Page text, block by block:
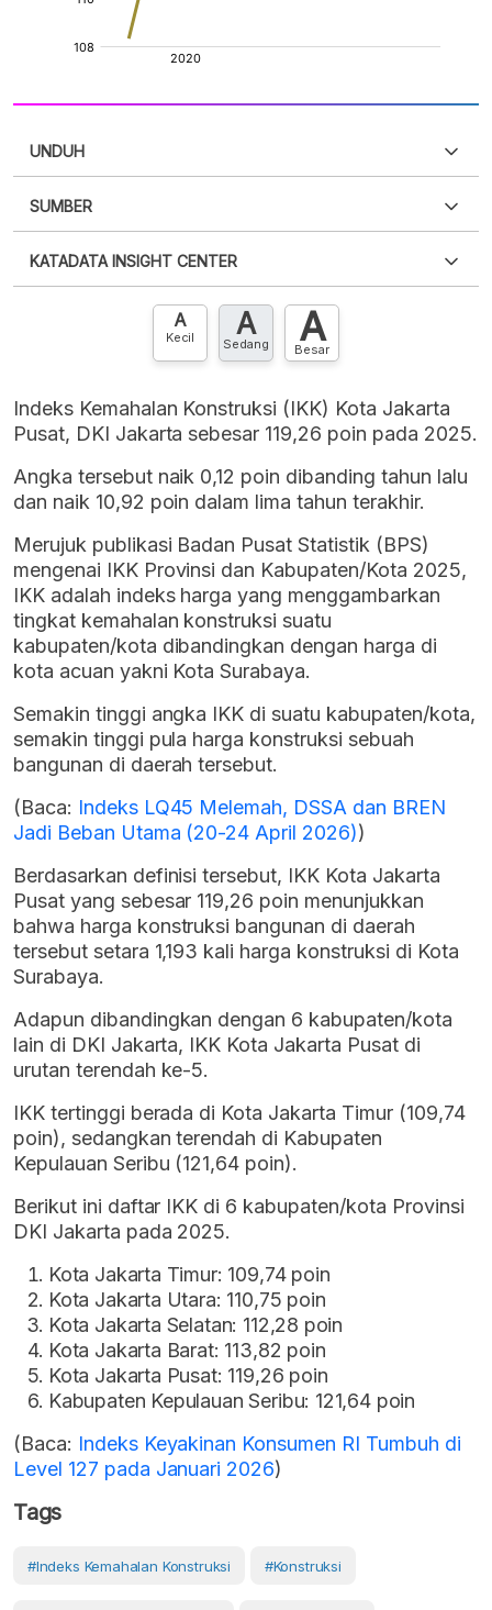
UNDUH
XLS
SUMBER
punya akun?Silakan Daftar sekarang
KATADATA INSIGHT CENTER
Hubungi sekarang »
A
Kecil A
Sedang A
Besar
Indeks Kemahalan Konstruksi (IKK) Kota Jakarta
Pusat, DKI Jakarta sebesar 119,26 poin pada 2025.
Angka tersebut naik 0,12 poin dibanding tahun lalu
dan naik 10,92 poin dalam lima tahun terakhir.
Merujuk publikasi Badan Pusat Statistik (BPS)
mengenai IKK Provinsi dan Kabupaten/Kota 2025,
IKK adalah indeks harga yang menggambarkan
tingkat kemahalan konstruksi suatu
kabupaten/kota dibandingkan dengan harga di
kota acuan yakni Kota Surabaya.
Semakin tinggi angka IKK di suatu kabupaten/kota,
semakin tinggi pula harga konstruksi sebuah
bangunan di daerah tersebut.
(Baca: Indeks LQ45 Melemah, DSSA dan BREN
Jadi Beban Utama (20-24 April 2026))
Berdasarkan definisi tersebut, IKK Kota Jakarta
Pusat yang sebesar 119,26 poin menunjukkan
bahwa harga konstruksi bangunan di daerah
tersebut setara 1,193 kali harga konstruksi di Kota
Surabaya.
Adapun dibandingkan dengan 6 kabupaten/kota
lain di DKI Jakarta, IKK Kota Jakarta Pusat di
urutan terendah ke-5.
IKK tertinggi berada di Kota Jakarta Timur (109,74
poin), sedangkan terendah di Kabupaten
Kepulauan Seribu (121,64 poin).
Berikut ini daftar IKK di 6 kabupaten/kota Provinsi
DKI Jakarta pada 2025.
Kota Jakarta Timur: 109,74 poin
Kota Jakarta Utara: 110,75 poin
Kota Jakarta Selatan: 112,28 poin
Kota Jakarta Barat: 113,82 poin
Kota Jakarta Pusat: 119,26 poin
Kabupaten Kepulauan Seribu: 121,64 poin
(Baca: Indeks Keyakinan Konsumen RI Tumbuh di
Level 127 pada Januari 2026)
Tags
#Indeks Kemahalan Konstruksi #Konstruksi